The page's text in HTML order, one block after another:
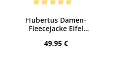
Hubertus Damen-
Fleecejacke Eifel
Regulärer Preis:
49,95 €